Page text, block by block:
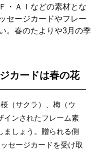
・ＡＩなどの素材とな
セージカードやフレー
。春のたよりや3月の季
カードは春の花
（サクラ）、梅（ウ
インされたフレーム素
ましょう。贈られる側
セージカードを受け取